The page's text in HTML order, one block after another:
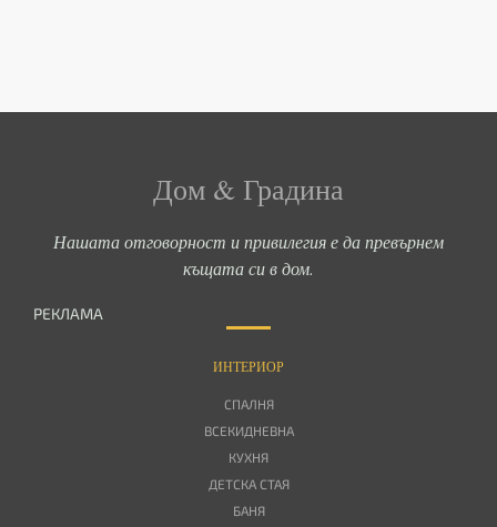
Дом & Градина
Нашата отговорност и привилегия е да превърнем
къщата си в дом.
РЕКЛАМА
ИНТЕРИОР
СПАЛНЯ
ВСЕКИДНЕВНА
КУХНЯ
ДЕТСКА СТАЯ
БАНЯ